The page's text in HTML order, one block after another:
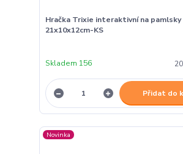
Hračka Trixie interaktivní na pamlsky
21x10x12cm-KS
Skladem 156
Přidat do
Novinka